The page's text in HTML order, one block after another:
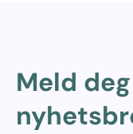
Meld